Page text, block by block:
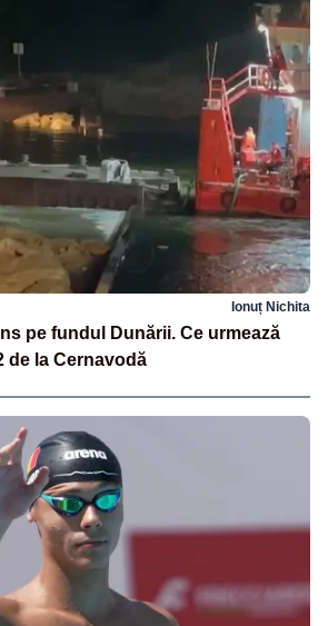
Ionuț Nichita
pe fundul Dunării. Ce urmează
de la Cernavodă